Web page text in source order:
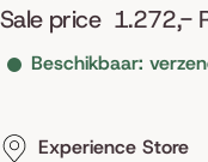
Sale price 1.272,-
Beschikbaar:
Experience Store